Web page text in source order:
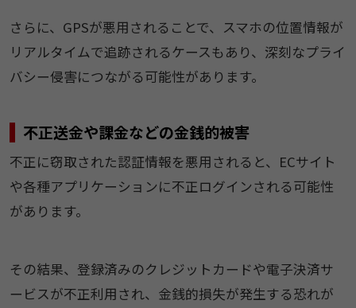
さらに、GPSが悪用されることで、スマホの位置情報が
リアルタイムで追跡されるケースもあり、深刻なプライ
バシー侵害につながる可能性があります。
不正送金や課金などの金銭的被害
不正に窃取された認証情報を悪用されると、ECサイト
や各種アプリケーションに不正ログインされる可能性
があります。
その結果、登録済みのクレジットカードや電子決済サ
ービスが不正利用され、金銭的損失が発生する恐れが